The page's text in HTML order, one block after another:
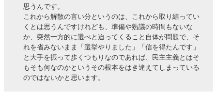
思うんです。
これから解散の言い分というのは、これから取り繕ってい
くとは思うんですけれども、準備や熟議の時間もないな
か、突然一方的に選べと迫ってくること自体が問題で、そ
れを省みないまま「選挙やりました」「信を得たんです」
と大手を振って歩くつもりなのであれば、民主主義とはそ
もそも何なのかというその根本をはき違えてしまっている
のではないかと思います。